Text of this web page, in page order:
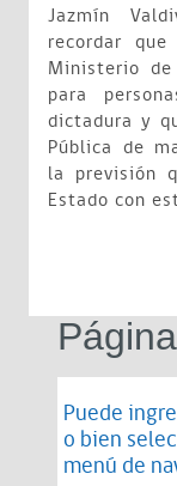
Jazmín
recordar
Ministerio
para
dictadura y
Pública de
la previsión
Estado con
Puede
o bien
menú de